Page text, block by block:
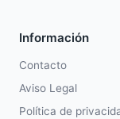
Información
Contacto
Aviso Legal
Política de